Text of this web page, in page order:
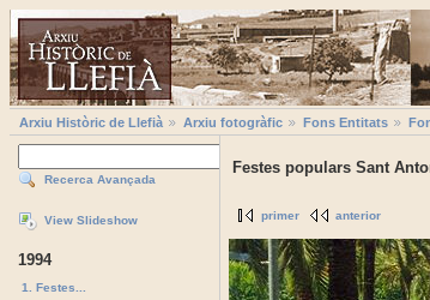
Arxiu Històric de Llefià Arxiu fotogràfic Fons Entitats
Recerca Avançada
View Slideshow
1994
1. Festes...
Festes populars Sant
primer anterior